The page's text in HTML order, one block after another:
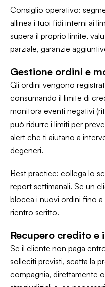
Consiglio operativo:
allinea i tuoi fidi interni ai
supera il proprio limite,
parziale, garanzie
Gestione ordini e
Gli ordini vengono
consumando il limite di
monitora eventi negativi
può ridurre i limiti per
alert che ti aiutano a
degeneri.
Best practice: collega lo
report settimanali. Se un
blocca i nuovi ordini fino
rientro scritto.
Recupero credito e
Se il cliente non paga
solleciti previsti, scatta la
compagnia, direttamente